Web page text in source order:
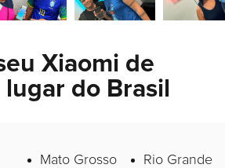
Xiaomi de
do Brasil
Mato Grosso
Rio Grande